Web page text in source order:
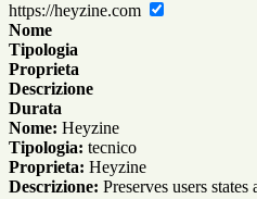
https://heyzine.com
Nome
Tipologia
Proprieta
Descrizione
Durata
Nome: Heyzine
Tipologia: tecnico
Proprieta: Heyzine
Descrizione: Preserves users states